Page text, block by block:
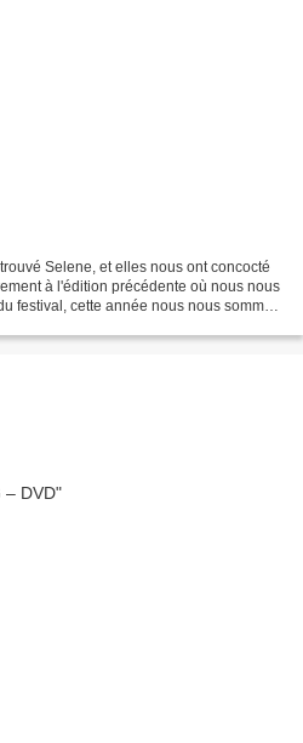
Selene, et elles nous ont concocté
à l'édition précédente où nous nous
festival, cette année nous nous sommes